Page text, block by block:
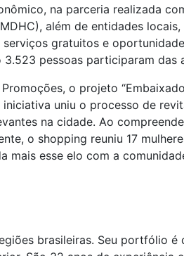
na parceria realizada
além de entidades
gratuitos e
pessoas participaram das
o projeto
uniu o processo de
na cidade. Ao
o shopping reuniu 17
mais esse elo com a
brasileiras. Seu portfólio